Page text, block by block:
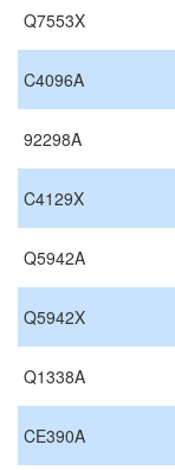
Q7553X
C4096A
92298A
C4129X
Q5942A
Q5942X
Q1338A
CE390A